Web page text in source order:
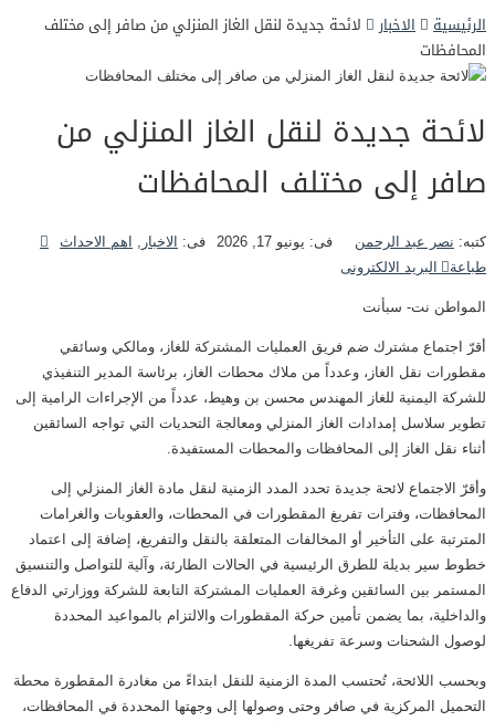
الرئيسية
الاخبار
لائحة جديدة لنقل الغاز المنزلي من صافر إلى مختلف
المحافظات
لائحة جديدة لنقل الغاز المنزلي من
صافر إلى مختلف المحافظات
كتبه: نصر عبد الرحمن فى: يونيو 17, 2026 فى: الاخبار
اهم الاحداث
طباعة
البريد الالكترونى
المواطن نت- سبأنت
أقرّ اجتماع مشترك ضم فريق العمليات المشتركة للغاز، ومالكي وسائقي
مقطورات نقل الغاز، وعدداً من ملاك محطات الغاز، برئاسة المدير التنفيذي
للشركة اليمنية للغاز المهندس محسن بن وهيط، عدداً من الإجراءات الرامية إلى
تطوير سلاسل إمدادات الغاز المنزلي ومعالجة التحديات التي تواجه السائقين
أثناء نقل الغاز إلى المحافظات والمحطات المستفيدة.
وأقرّ الاجتماع لائحة جديدة تحدد المدد الزمنية لنقل مادة الغاز المنزلي إلى
المحافظات، وفترات تفريغ المقطورات في المحطات، والعقوبات والغرامات
المترتبة على التأخير أو المخالفات المتعلقة بالنقل والتفريغ، إضافة إلى اعتماد
خطوط سير بديلة للطرق الرئيسية في الحالات الطارئة، وآلية للتواصل والتنسيق
المستمر بين السائقين وغرفة العمليات المشتركة التابعة للشركة ووزارتي الدفاع
والداخلية، بما يضمن تأمين حركة المقطورات والالتزام بالمواعيد المحددة
لوصول الشحنات وسرعة تفريغها.
وبحسب اللائحة، تُحتسب المدة الزمنية للنقل ابتداءً من مغادرة المقطورة محطة
التحميل المركزية في صافر وحتى وصولها إلى وجهتها المحددة في المحافظات،